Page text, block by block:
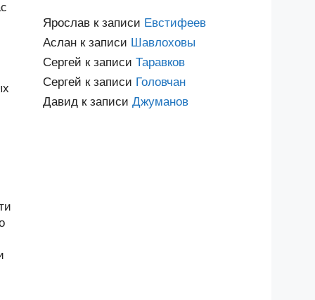
Ярослав к записи Евстифеев
Аслан к записи Шавлоховы
Сергей к записи Таравков
Сергей к записи Головчан
Давид к записи Джуманов